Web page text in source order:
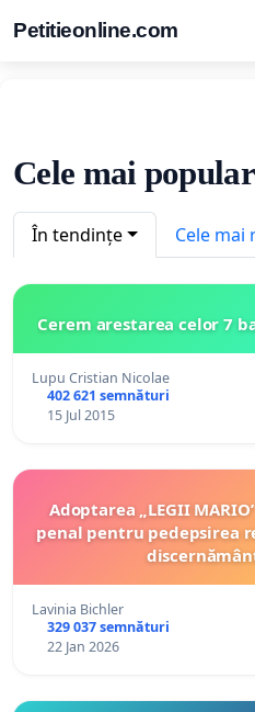
Petitieonline.com
Cele mai
În tendințe Cele mai
Cerem arestarea celor 7
Lupu Cristian Nicolae
402 621 semnături
15 Jul 2015
Adoptarea „LEGII
penal pentru pedepsirea
Lavinia Bichler
329 037 semnături
22 Jan 2026